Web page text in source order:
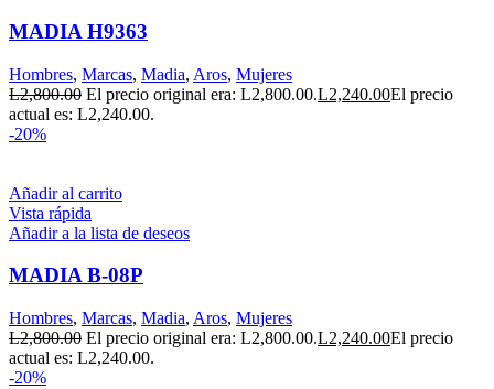
MADIA H9363
Hombres, Marcas, Madia, Aros, Mujeres
L2,800.00 El precio original era: L2,800.00.L2,240.00El precio
actual es: L2,240.00.
-20%
Añadir al carrito
Vista rápida
Añadir a la lista de deseos
MADIA B-08P
Hombres, Marcas, Madia, Aros, Mujeres
L2,800.00 El precio original era: L2,800.00.L2,240.00El precio
actual es: L2,240.00.
-20%